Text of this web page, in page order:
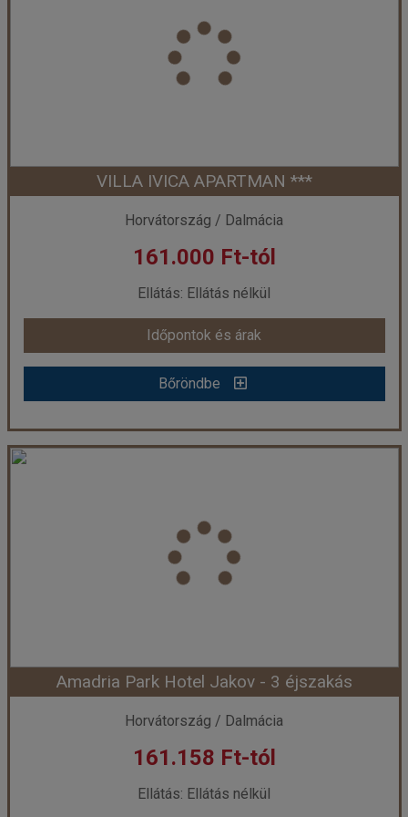
Város: Dubrovnik
Utazás módja:
Egyénileg
Ellátás:
Reggeli
Szálláskategória:Hotel ***
Időpont: 2027-03-01 | 5 éj
már 152.878 Ft-tól
Időpontok és árak
Bőröndbe
VILLA IVICA APARTMAN ***
Horvátország / Dalmácia
161.000 Ft-tól
Ellátás: Ellátás nélkül
Időpontok és árak
Bőröndbe
VILLA IVICA APARTMAN ***
Város:Duce
Utazás módja:
Egyénileg
Ellátás: Ellátás nélkül
Szálláskategória:Hotel ***
Időpont: 2026-08-29 | 7 éj
már 161.000 Ft-tól
Amadria Park Hotel Jakov - 3 éjszakás
Horvátország / Dalmácia
161.158 Ft-tól
Ellátás: Ellátás nélkül